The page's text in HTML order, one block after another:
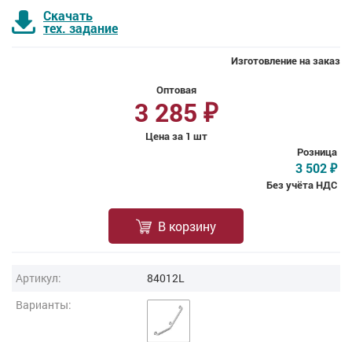
Скачать
тех. задание
Изготовление на заказ
Оптовая
3 285 ₽
Цена за 1 шт
Розница
3 502 ₽
Без учёта НДС
В корзину
Артикул:
84012L
Варианты: